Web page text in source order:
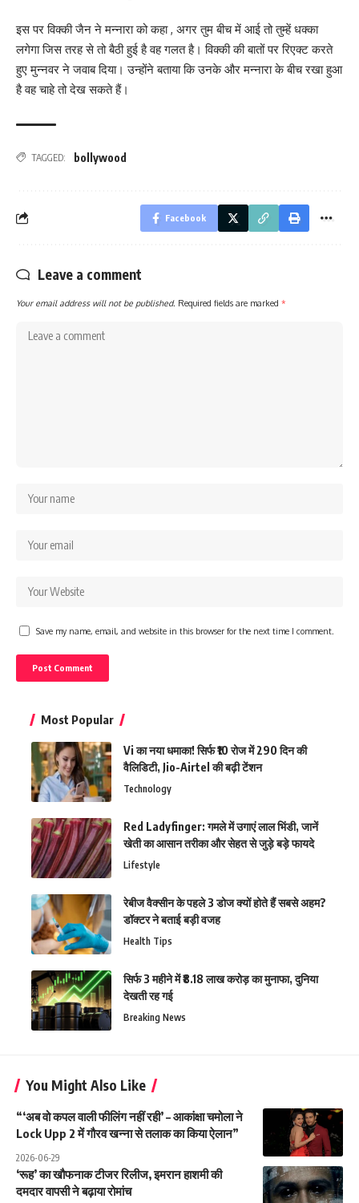
इस पर विक्की जैन ने मन्नारा को कहा , अगर तुम बीच में आई तो तुम्हें धक्का
लगेगा जिस तरह से तो बैठी हुई है वह गलत है। विक्की की बातों पर रिएक्ट करते
हुए मुन्नवर ने जवाब दिया। उन्होंने बताया कि उनके और मन्नारा के बीच रखा हुआ
है वह चाहे तो देख सकते हैं।
TAGGED: bollywood
Facebook
Leave a comment
Your email address will not be published. Required fields are marked *
Save my name, email, and website in this browser for the next time I comment.
Most Popular
Vi का नया धमाका! सिर्फ ₹10 रोज में 290 दिन की
वैलिडिटी, Jio-Airtel की बढ़ी टेंशन
Technology
Red Ladyfinger: गमले में उगाएं लाल भिंडी, जानें
खेती का आसान तरीका और सेहत से जुड़े बड़े फायदे
Lifestyle
रेबीज वैक्सीन के पहले 3 डोज क्यों होते हैं सबसे अहम?
डॉक्टर ने बताई बड़ी वजह
Health Tips
सिर्फ 3 महीने में ₹8.18 लाख करोड़ का मुनाफा, दुनिया
देखती रह गई
Breaking News
You Might Also Like
“‘अब वो कपल वाली फीलिंग नहीं रही’ – आकांक्षा चमोला ने
Lock Upp 2 में गौरव खन्ना से तलाक का किया ऐलान”
2026-06-29
‘रूह’ का खौफनाक टीजर रिलीज, इमरान हाशमी की
दमदार वापसी ने बढ़ाया रोमांच